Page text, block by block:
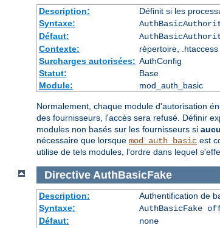
Description:
Définit si les
Syntaxe:
Défaut:
Contexte:
répertoire, .htaccess
Surcharges autorisées: AuthConfig
Statut:
Base
Module:
mod_auth_basic
Normalement, chaque module d'autorisation
des fournisseurs, l'accès sera refusé. Définir
modules non basés sur les fournisseurs si
nécessaire que lorsque mod_auth_basic est
utilise de tels modules, l'ordre dans lequel
Directive AuthBasicFake
Description:
Authentification de
Syntaxe:
AuthBasicFake
Défaut:
none